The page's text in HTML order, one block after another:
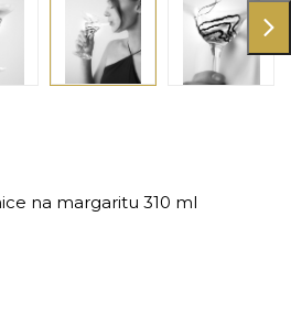
na margaritu 310 ml